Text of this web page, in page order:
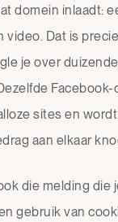
domein inlaadt:
video. Dat is
je over
Facebook-
sites en
aan elkaar
die melding die
gebruik van